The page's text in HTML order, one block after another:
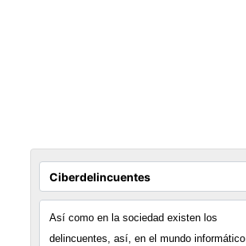
Así como en la sociedad existen los
delincuentes, así, en el mundo informático